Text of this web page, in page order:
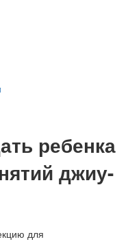
ребенка
джиу-